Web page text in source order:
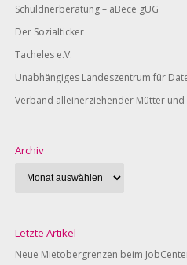
Schuldnerberatung – aBece gUG
Der Sozialticker
Tacheles e.V.
Unabhängiges Landeszentrum für
Verband alleinerziehender Mütter und
Archiv
Letzte Artikel
Neue Mietobergrenzen beim